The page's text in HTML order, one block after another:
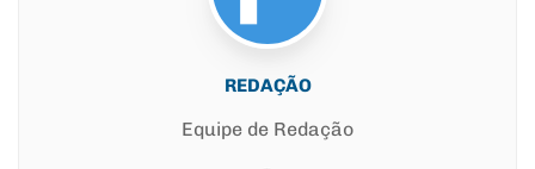
REDAÇÃO
Equipe de Redação